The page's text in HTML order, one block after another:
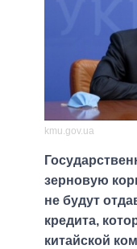
kmu.gov.ua
зерновую
не будут
кредита,
китайской